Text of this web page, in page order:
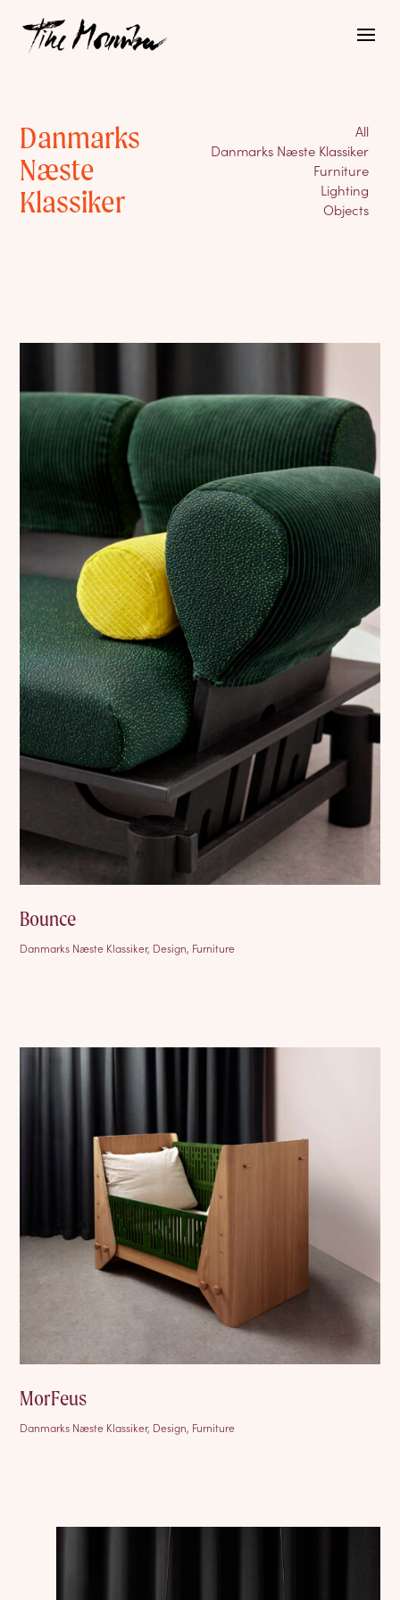
Danmarks
Næste
Klassiker
All
Danmarks Næste Klassiker
Furniture
Lighting
Objects
Bounce
Danmarks Næste Klassiker, Design, Furniture
MorFeus
Danmarks Næste Klassiker, Design, Furniture